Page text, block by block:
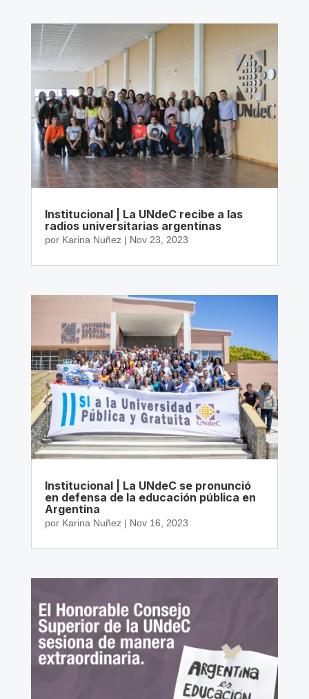
Institucional | La UNdeC recibe a las
radios universitarias argentinas
por Karina Nuñez| Nov 23, 2023
Institucional | La UNdeC se pronunció
en defensa de la educación pública en
Argentina
por Karina Nuñez| Nov 16, 2023